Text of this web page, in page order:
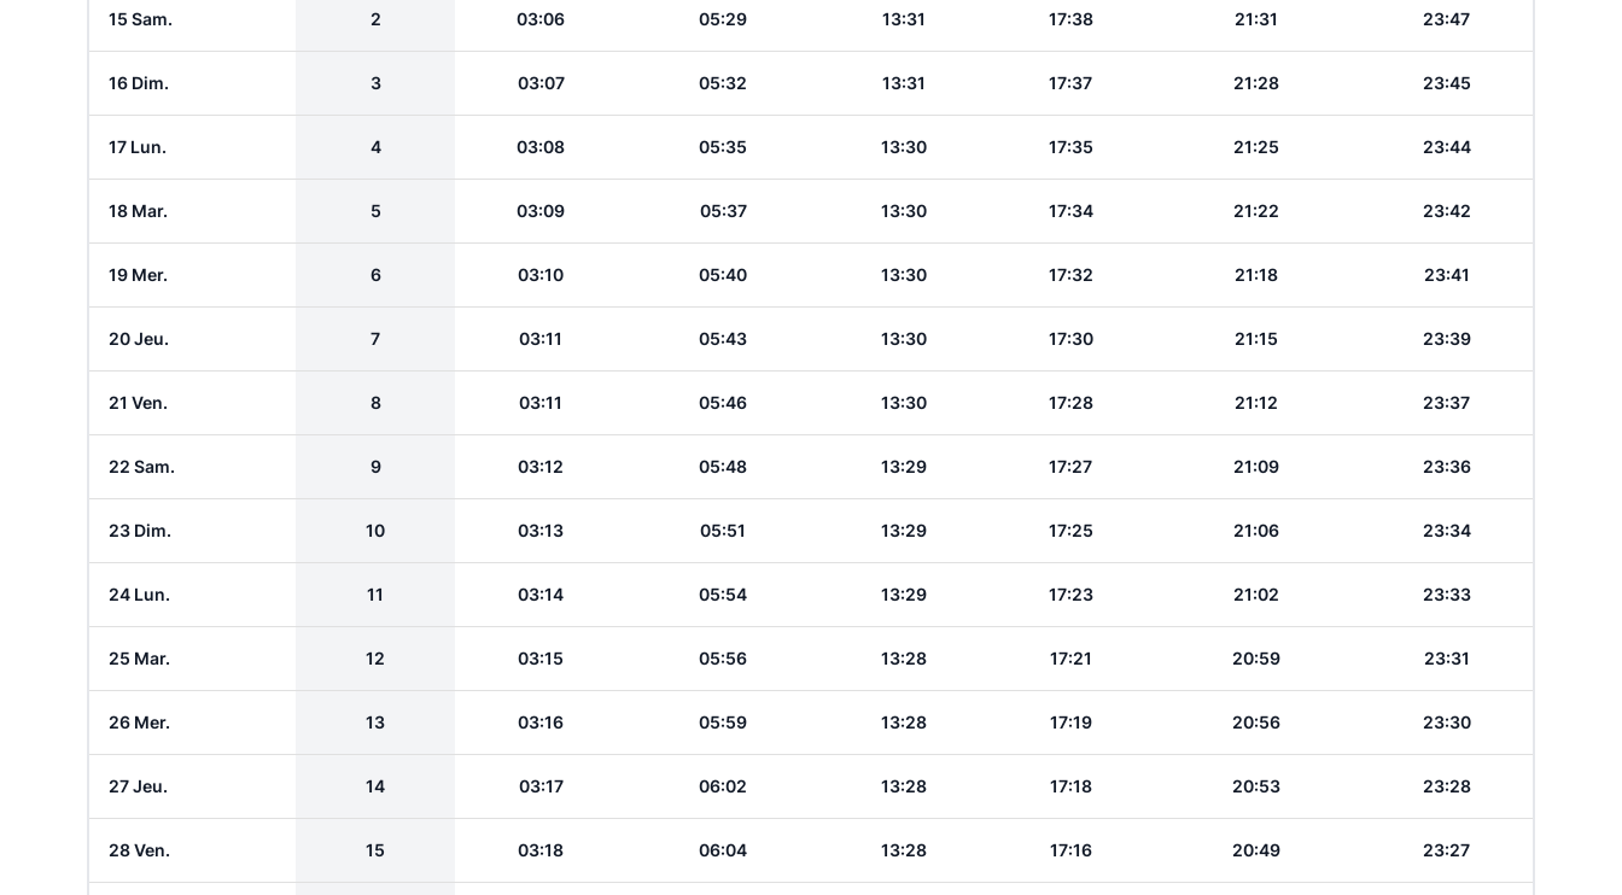
15 Sam. 2 03:06 05:29 13:31 17:38 21:31 23:47
16 Dim. 3 03:07 05:32 13:31 17:37 21:28 23:45
17 Lun. 4 03:08 05:35 13:30 17:35 21:25 23:44
18 Mar. 5 03:09 05:37 13:30 17:34 21:22 23:42
19 Mer. 6 03:10 05:40 13:30 17:32 21:18 23:41
20 Jeu. 7 03:11 05:43 13:30 17:30 21:15 23:39
21 Ven. 8 03:11 05:46 13:30 17:28 21:12 23:37
22 Sam. 9 03:12 05:48 13:29 17:27 21:09 23:36
23 Dim. 10 03:13 05:51 13:29 17:25 21:06 23:34
24 Lun. 11 03:14 05:54 13:29 17:23 21:02 23:33
25 Mar. 12 03:15 05:56 13:28 17:21 20:59 23:31
26 Mer. 13 03:16 05:59 13:28 17:19 20:56 23:30
27 Jeu. 14 03:17 06:02 13:28 17:18 20:53 23:28
28 Ven. 15 03:18 06:04 13:28 17:16 20:49 23:27